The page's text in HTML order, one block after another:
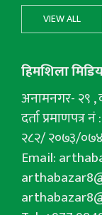
VIEW ALL
हिमशिला
अनामनगर- २९ ,
दर्ता प्रमाणपत्र नं :
२८२/ २०७३/
Email: